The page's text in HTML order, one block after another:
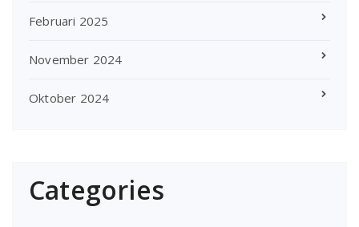
Februari 2025
November 2024
Oktober 2024
Categories